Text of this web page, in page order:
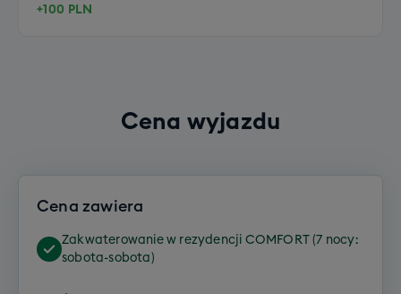
+100 PLN
Cena wyjazdu
Cena zawiera
Zakwaterowanie w rezydencji COMFORT (7 nocy:
sobota-sobota)